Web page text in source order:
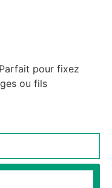
pour fixez
ou fils